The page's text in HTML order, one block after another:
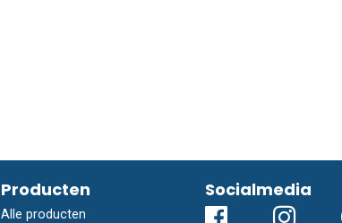
Producten
Alle producten
Socialmedia